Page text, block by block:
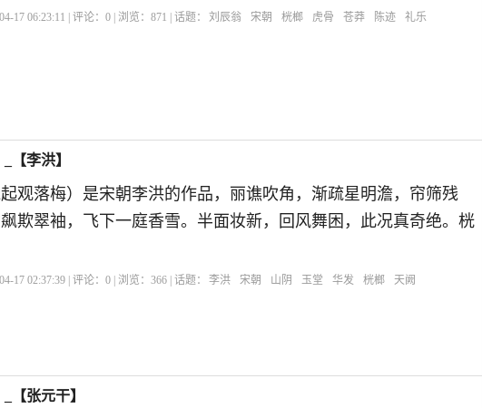
17 06:23:11 | 评论：0 | 浏览：871 | 话题： 刘辰翁 宋朝 桄榔 虎骨 苍莽 陈迹 礼乐
【李洪】
观落梅）是宋朝李洪的作品，丽谯吹角，渐疏星明澹，帘筛残
欺翠袖，飞下一庭香雪。半面妆新，回风舞困，此况真奇绝。桄
17 02:37:39 | 评论：0 | 浏览：366 | 话题： 李洪 宋朝 山阴 玉堂 华发 桄榔 天阙
【张元干】